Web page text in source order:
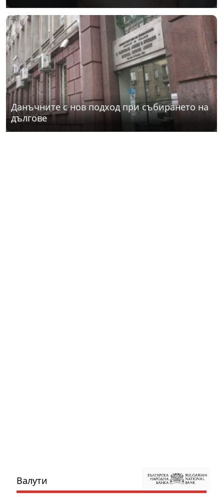
Данъчните с нов подход при събирането на
дългове
Валути